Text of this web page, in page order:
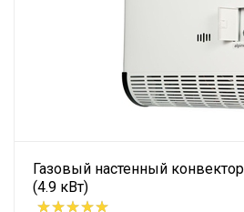
Газовый настенный
(4.9 кВт)